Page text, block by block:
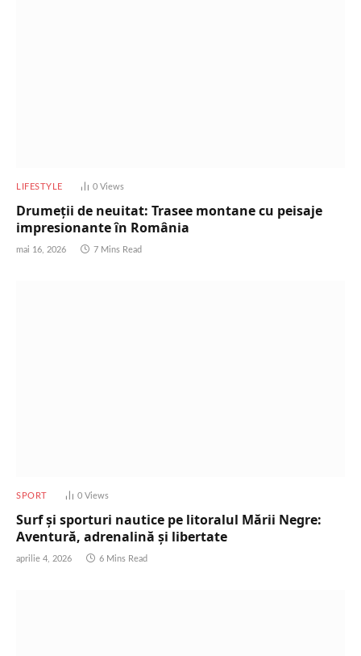
LIFESTYLE 0 Views
Drumeții de neuitat: Trasee montane cu peisaje
impresionante în România
mai 16, 2026 7 Mins Read
SPORT 0 Views
Surf și sporturi nautice pe litoralul Mării Negre:
Aventură, adrenalină și libertate
aprilie 4, 2026 6 Mins Read